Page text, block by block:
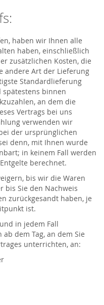
haben wir Ihnen alle
haben, einschließlich
zusätzlichen Kosten, die
andere Art der Lieferung
Standardlieferung
spätestens binnen
an dem die
Vertrags bei uns
verwenden wir
der ursprünglichen
denn, mit Ihnen wurde
in keinem Fall werden
berechnet.
bis wir die Waren
bis Sie den Nachweis
zurückgesandt haben, je
ist.
in jedem Fall
dem Tag, an dem Sie
unterrichten, an: